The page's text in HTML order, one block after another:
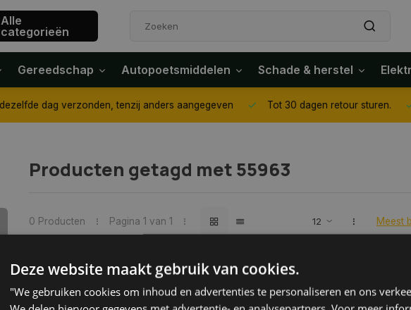
Alle
categorieën
Gereedschap Autopoetsmiddelen Schade & herstel
Op werkdagen voor 14.00 uur besteld dezelfde dag verzonden, tenzij anders
Producten getagd met 55963
0 Producten Pagina 1 van 1 Meest
Deze website maakt gebruik van cookies.
"We gebruiken cookies om inhoud en advertenties te personaliseren en ons